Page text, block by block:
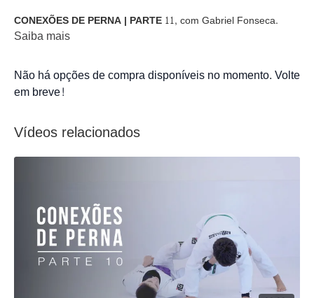
CONEXÕES DE PERNA | PARTE 11, com Gabriel Fonseca.
Saiba mais
Não há opções de compra disponíveis no momento. Volte
em breve!
Vídeos relacionados